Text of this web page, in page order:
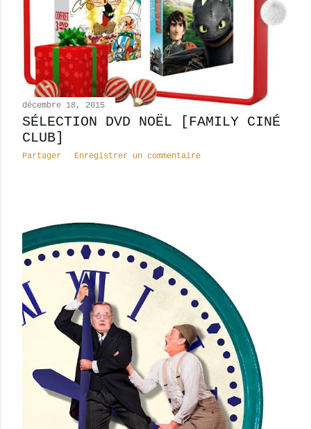
décembre 18, 2015
SÉLECTION DVD NOËL [FAMILY CINÉ
CLUB]
Partager Enregistrer un commentaire